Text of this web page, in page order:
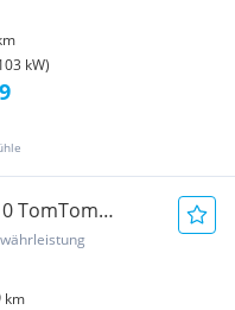
kW)
TomTom
km